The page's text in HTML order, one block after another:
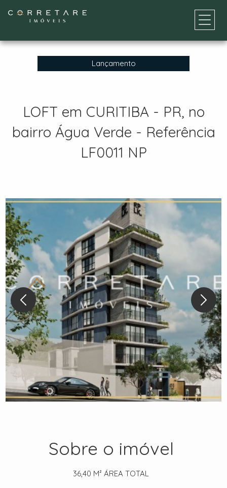
Lançamento
LOFT em CURITIBA - PR, no
bairro Água Verde - Referência
LF0011 NP
Sobre o imóvel
36,40 M² ÁREA TOTAL